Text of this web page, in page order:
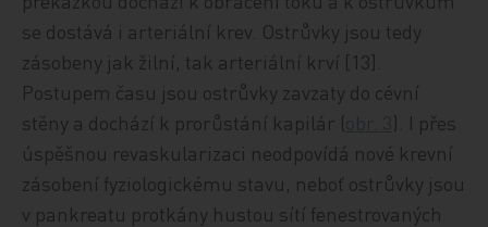
se dostává i arteriální krev. Ostrůvky jsou tedy
zásobeny jak žilní, tak arteriální krví [13].
Postupem času jsou ostrůvky zavzaty do cévní
stěny a dochází k prorůstání kapilár (
). I přes
úspěšnou revaskularizaci neodpovídá nové krevní
zásobení fyziologickému stavu, neboť ostrůvky jsou
v pankreatu protkány hustou sítí fenestrovaných